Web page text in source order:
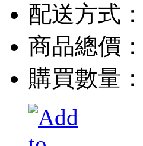
配送方式：
商品總價：
購買數量：